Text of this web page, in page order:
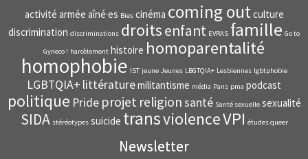
activité armée aîné·es Bies cinéma coming outculture
discrimination discriminations droitsenfant EVRAS famille Go to
Gyneco ! harcèlement histoire homoparentalité
homophobie IST jeune Jeunes LBGTQIA+ Lesbiennes lgbtphobie
LGBTQIA+ littératuremilitantisme média Pans pma podcast
politique Pride projet religionsanté Santé sexuelle sexualité
SIDA stéréotypes suicide transviolenceVPI études queer
Newsletter